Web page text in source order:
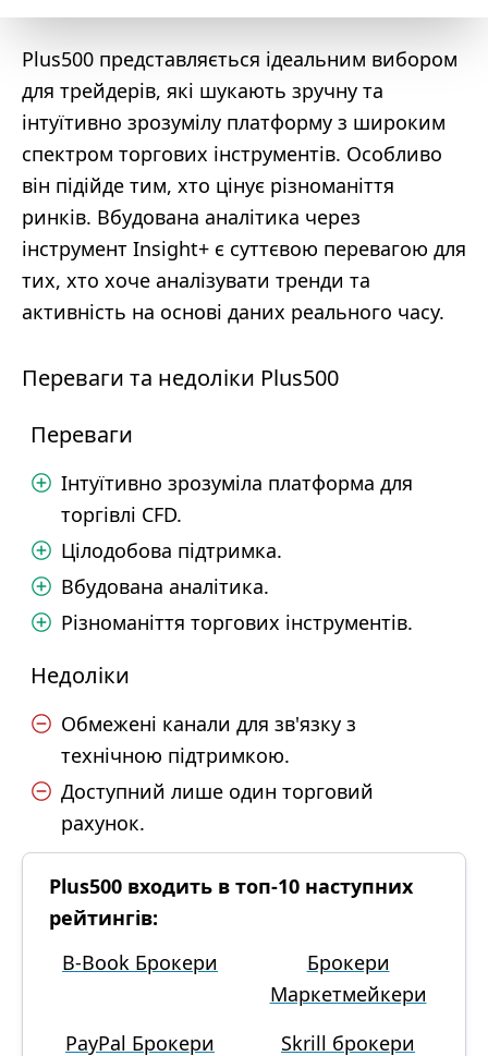
Plus500 представляється ідеальним вибором
для трейдерів, які шукають зручну та
інтуїтивно зрозумілу платформу з широким
спектром торгових інструментів. Особливо
він підійде тим, хто цінує різноманіття
ринків. Вбудована аналітика через
інструмент Insight+ є суттєвою перевагою для
тих, хто хоче аналізувати тренди та
активність на основі даних реального часу.
Переваги та недоліки Plus500
Переваги
Інтуїтивно зрозуміла платформа для
торгівлі CFD.
Цілодобова підтримка.
Вбудована аналітика.
Різноманіття торгових інструментів.
Недоліки
Обмежені канали для зв'язку з
технічною підтримкою.
Доступний лише один торговий
рахунок.
Plus500 входить в топ-10 наступних
рейтингів:
B-Book Брокери
Брокери
Маркетмейкери
PayPal Брокери
Skrill брокери